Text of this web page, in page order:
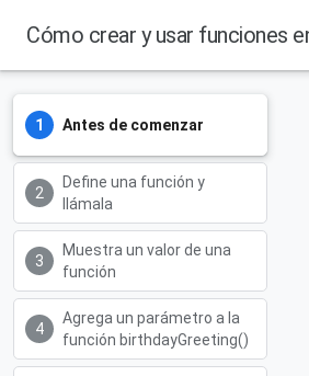
Cómo crear y usar funciones
Antes de comenzar
Define una función y
llámala
Muestra un valor de una
función
Agrega un parámetro a la
función birthdayGreeting()